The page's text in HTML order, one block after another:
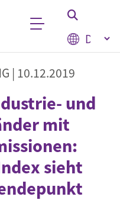
Select
| 10.12.2019
und
mit
sieht